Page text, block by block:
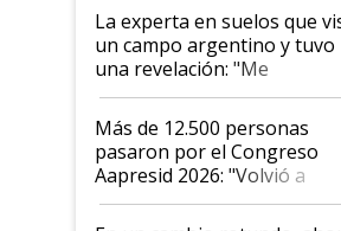
La experta en suelos que
un campo argentino y tuvo
una revelación: "Me
impresionó mucho"
Más de 12.500 personas
pasaron por el Congreso
Aapresid 2026: "Volvió a
demostrar que hablar del
suelo es hablar de todo el